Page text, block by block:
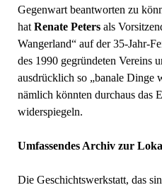
Gegenwart beantworten zu
hat Renate Petersals
Wangerland“ auf der 35-Jahr-
des 1990 gegründeten Vereins
ausdrücklich so „banale Dinge
nämlich könnten durchaus das
widerspiegeln.
Umfassendes Archiv zur
Die Geschichtswerkstatt, das